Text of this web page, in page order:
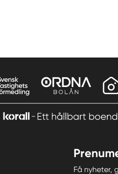
Få nyheter,